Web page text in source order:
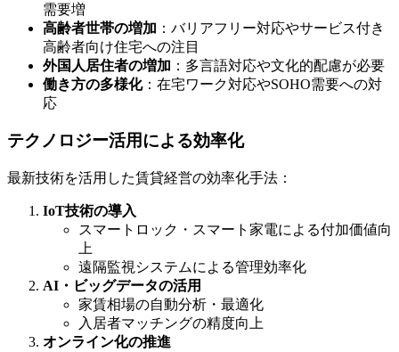
需要増
高齢者世帯の増加 ：バリアフリー対応やサービス付き
高齢者向け住宅への注目
外国人居住者の増加 ：多言語対応や文化的配慮が必要
働き方の多様化：在宅ワーク対応やSOHO需要への対
応
テクノロジー活用による効率化
最新技術を活用した賃貸経営の効率化手法：
IoT技術の導入
スマートロック・スマート家電による付加価値向
上
遠隔監視システムによる管理効率化
AI・ビッグデータの活用
家賃相場の自動分析・最適化
入居者マッチングの精度向上
オンライン化の推進